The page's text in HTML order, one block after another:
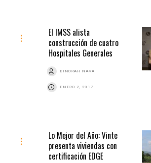
El IMSS alista
construcción de cuatro
Hospitales Generales
DINORAH NAVA
ENERO 2, 2017
Lo Mejor del Año: Vinte
presenta viviendas con
certificación EDGE